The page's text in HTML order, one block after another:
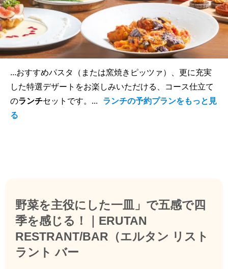
...おすすめパスタ（または窯焼きピッツァ）、更に充実
した特選デザートをお楽しみいただける、コース仕立て
のランチセットです。...
ランチの予約プランをもっと見
る
野菜を主役にした一皿」で五感で四
季を感じる！｜ERUTAN
RESTRANT/BAR（エルタン リスト
ラント バー